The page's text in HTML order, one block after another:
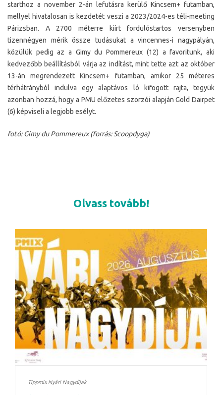
starthoz a november 2-án lefutásra kerülő Kincsem+ futamban,
mellyel hivatalosan is kezdetét veszi a 2023/2024-es téli-meeting
Párizsban. A 2700 méterre kiírt fordulóstartos versenyben
tizennégyen mérik össze tudásukat a vincennes-i nagypályán,
közülük pedig az a Gimy du Pommereux (12) a favoritunk, aki
kedvezőbb beállításból várja az indítást, mint tette azt az október
13-án megrendezett Kincsem+ futamban, amikor 25 méteres
térhátrányból indulva egy alaptávos ló kifogott rajta, tegyük
azonban hozzá, hogy a PMU előzetes szorzói alapján Gold Dairpet
(6) képviseli a legjobb esélyt.
fotó: Gimy du Pommereux (forrás: Scoopdyga)
Olvass tovább!
Tippmix Nyári Nagydíjak